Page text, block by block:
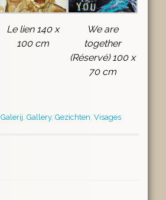
Le lien 140 x
100 cm
We are
together
(Réservé) 100 x
70 cm
Galerij, Gallery, Gezichten, Visages